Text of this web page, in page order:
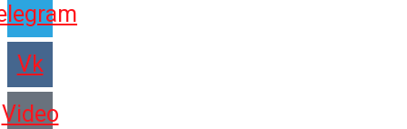
Vk
Video